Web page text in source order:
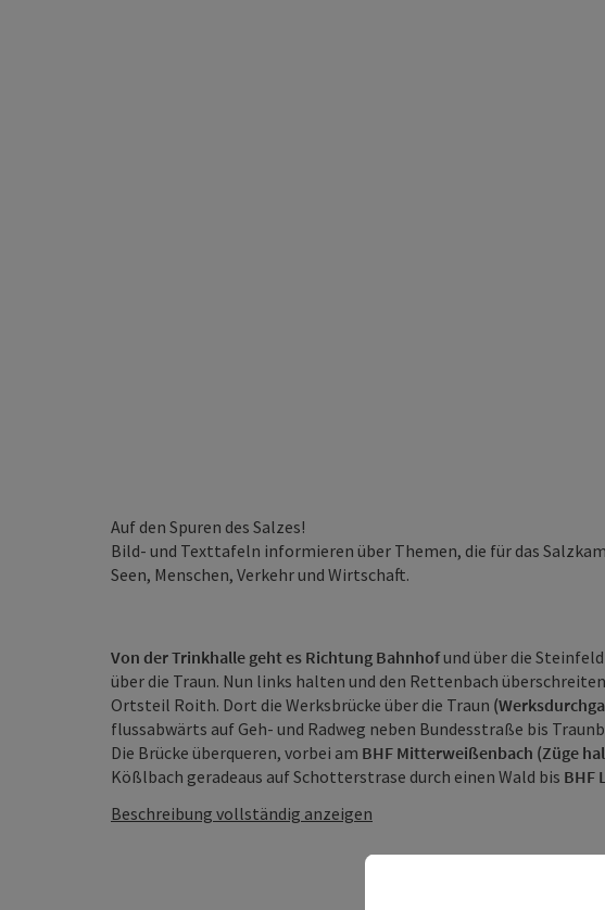
Auf den Spuren des Salzes!
Bild- und Texttafeln informieren über Themen, die für das
Seen, Menschen, Verkehr und Wirtschaft.
Von der Trinkhalle geht es Richtung Bahnhofund über die
über die Traun. Nun links halten und den Rettenbach
Ortsteil Roith. Dort die Werksbrücke über die Traun
flussabwärts auf Geh‐ und Radweg neben Bundesstraße bis
Die Brücke überqueren, vorbei am BHF Mitterweißenbach (Züge
Kößlbach geradeaus auf Schotterstrase durch einen Wald bis BHF
Beschreibung vollständig anzeigen